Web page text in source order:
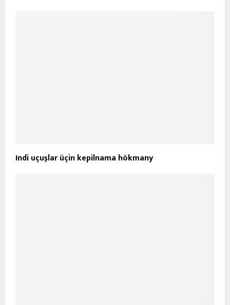
Indi uçuşlar üçin kepilnama hökmany